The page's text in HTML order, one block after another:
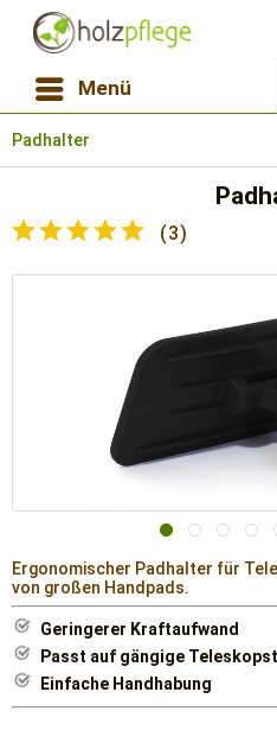
Menü
Padhalter
(3)
Ergonomischer Padhalter für
von großen Handpads.
Geringerer Kraftaufwand
Passt auf gängige
Einfache Handhabung